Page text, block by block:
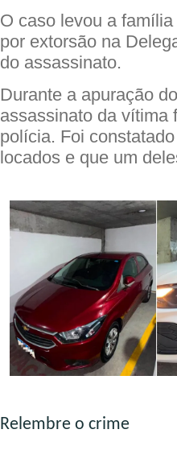
O caso levou a
por extorsão na
do assassinato.
Durante a apuração
assassinato da vítima
polícia. Foi
locados e que um
Relembre o crime